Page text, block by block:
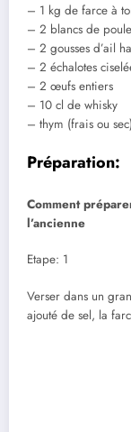
– 1 kg de farce à
– 2 blancs de
– 2 gousses d’ail
– 2 échalotes
– 2 œufs entiers
– 10 cl de whisky
– thym (frais ou
Préparation:
Comment
l’ancienne
Etape: 1
Verser dans un
ajouté de sel, la